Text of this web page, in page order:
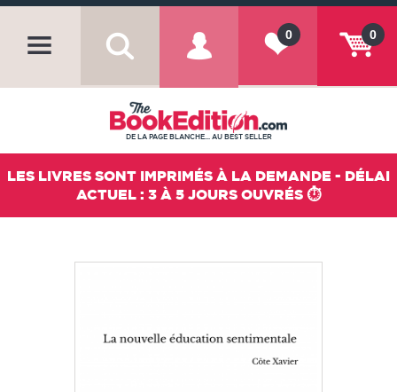
0
0
DE LA PAGE BLANCHE... AU BEST SELLER
LES LIVRES SONT IMPRIMÉS À LA DEMANDE - DÉLAI
ACTUEL : 3 À 5 JOURS OUVRÉS ⏱️